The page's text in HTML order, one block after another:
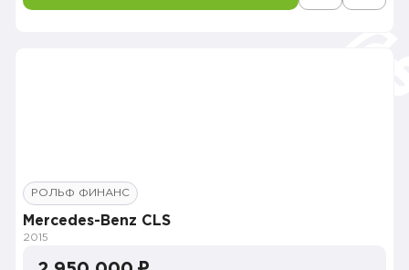
РОЛЬФ ФИНАНС
Mercedes-Benz CLS
2015